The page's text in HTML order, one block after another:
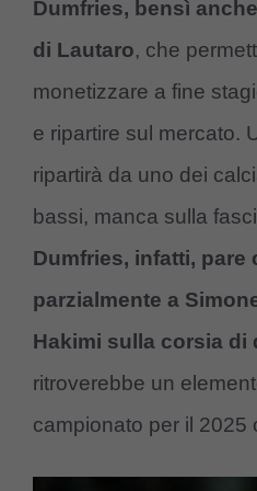
Dumfries, bensì
di Lautaro, che
monetizzare a fine
e ripartire sul mercato.
ripartirà da uno dei
bassi, manca sulla
Dumfries, infatti, pare
parzialmente a
Hakimi sulla corsia di
ritroverebbe un
campionato per il 2025